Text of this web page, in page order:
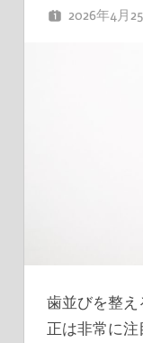
2026年4月
歯並びを整
正は非常に注